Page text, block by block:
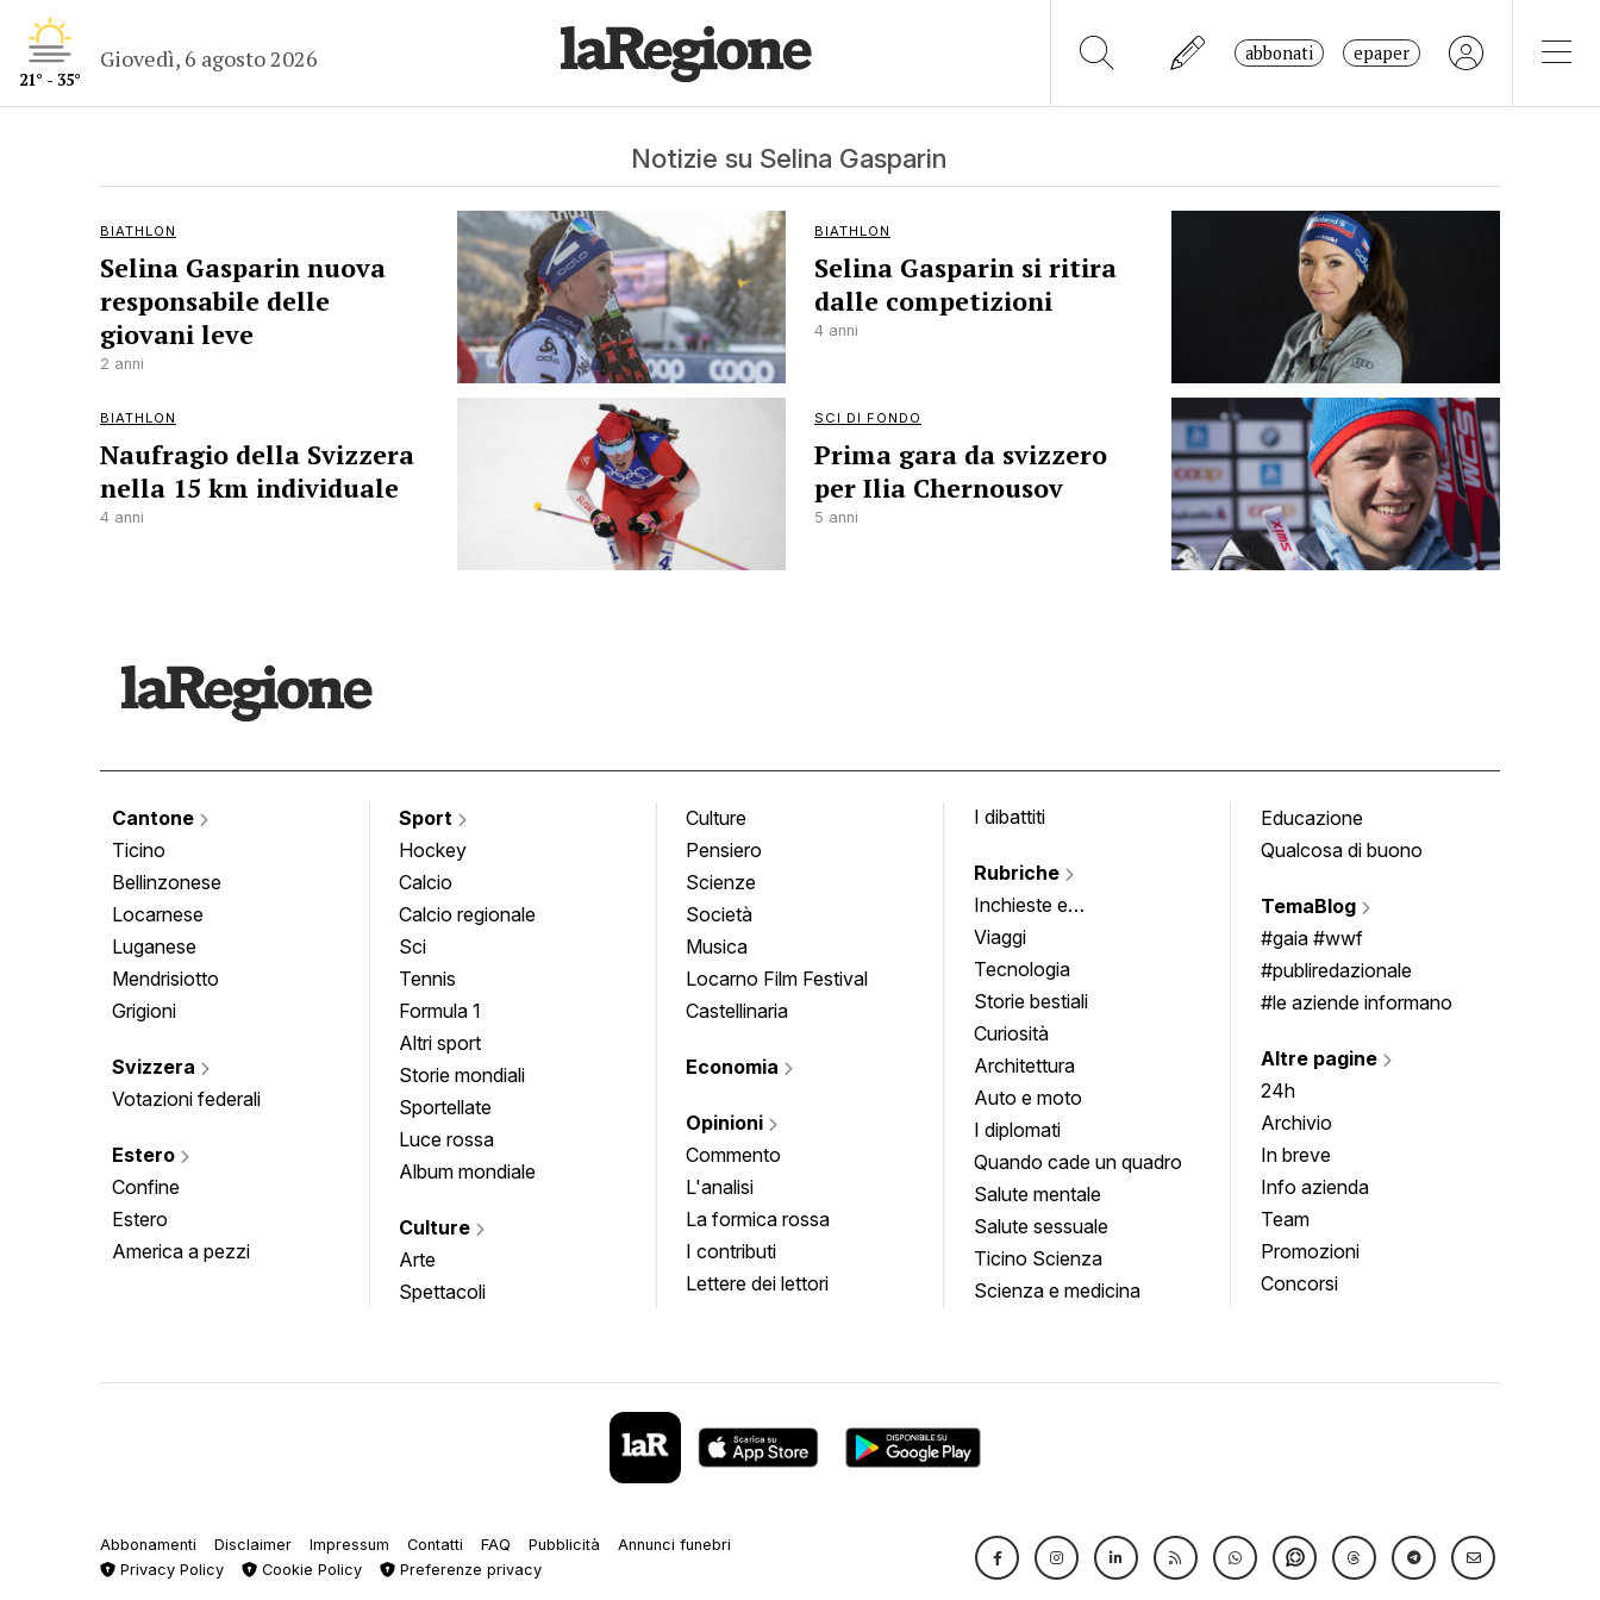
21° - 35°
Giovedì, 6 agosto 2026 abbonati epaper
Notizie su Selina Gasparin
BIATHLON
Selina Gasparin nuova
responsabile delle
giovani leve
2 anni
BIATHLON
Selina Gasparin si ritira
dalle competizioni
4 anni
BIATHLON
Naufragio della Svizzera
nella 15 km individuale
4 anni
SCI DI FONDO
Prima gara da svizzero
per Ilia Chernousov
5 anni
Cantone
Ticino
Bellinzonese
Locarnese
Luganese
Mendrisiotto
Grigioni
Svizzera
Votazioni federali
Estero
Confine
Estero
America a pezzi
Sport
Hockey
Calcio
Calcio regionale
Sci
Tennis
Formula 1
Altri sport
Storie mondiali
Sportellate
Luce rossa
Album mondiale
Culture
Arte
Spettacoli
Culture
Pensiero
Scienze
Società
Musica
Locarno Film Festival
Castellinaria
Economia
Opinioni
Commento
L'analisi
La formica rossa
I contributi
Lettere dei lettori
I dibattiti
Rubriche
Inchieste e
approfondimenti
Viaggi
Tecnologia
Storie bestiali
Curiosità
Architettura
Auto e moto
I diplomati
Quando cade un quadro
Salute mentale
Salute sessuale
Ticino Scienza
Scienza e medicina
Educazione
Qualcosa di buono
TemaBlog
#gaia #wwf
#publiredazionale
#le aziende informano
Altre pagine
24h
Archivio
In breve
Info azienda
Team
Promozioni
Concorsi
Abbonamenti Disclaimer Impressum Contatti FAQ Pubblicità
Annunci funebri
Privacy Policy
Cookie Policy Preferenze privacy